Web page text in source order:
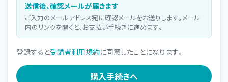
送信後、確認メールが届きます
ご入力のメールアドレス宛に確認メールをお送りします。メール
内のリンクを開くと、お支払い手続きに進めます。
登録すると受講者利用規約に同意したことになります。